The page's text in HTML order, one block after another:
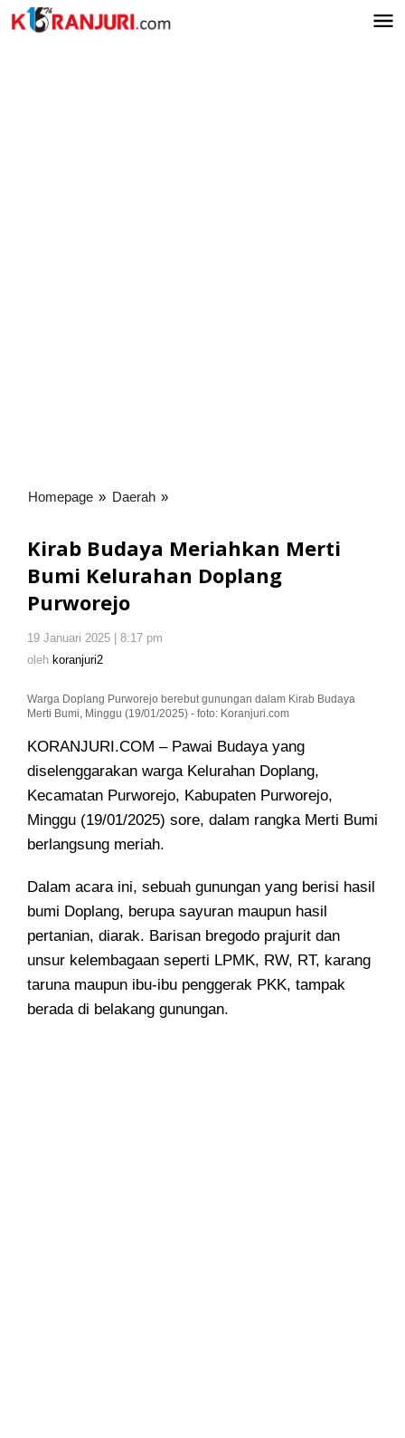
Lewati
ke
Homepage » Daerah »
Merti
Bumi
Kirab Budaya Meriahkan Merti
Bumi Kelurahan Doplang
Purworejo
19 Januari 2025 | 8:17 pm
oleh koranjuri2
Warga Doplang Purworejo berebut gunungan dalam Kirab Budaya
Merti Bumi, Minggu (19/01/2025) - foto: Koranjuri.com
KORANJURI.COM – Pawai Budaya yang
diselenggarakan warga Kelurahan Doplang,
Kecamatan Purworejo, Kabupaten Purworejo,
Minggu (19/01/2025) sore, dalam rangka Merti Bumi
berlangsung meriah.
Dalam acara ini, sebuah gunungan yang berisi hasil
bumi Doplang, berupa sayuran maupun hasil
pertanian, diarak. Barisan bregodo prajurit dan
unsur kelembagaan seperti LPMK, RW, RT, karang
taruna maupun ibu-ibu penggerak PKK, tampak
berada di belakang gunungan.